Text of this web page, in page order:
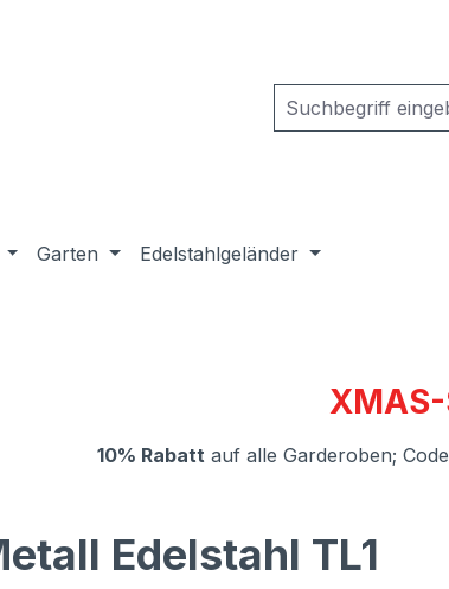
Garten Edelstahlgeländer
10% Rabatt auf alle Garderoben;
Edelstahl TL1